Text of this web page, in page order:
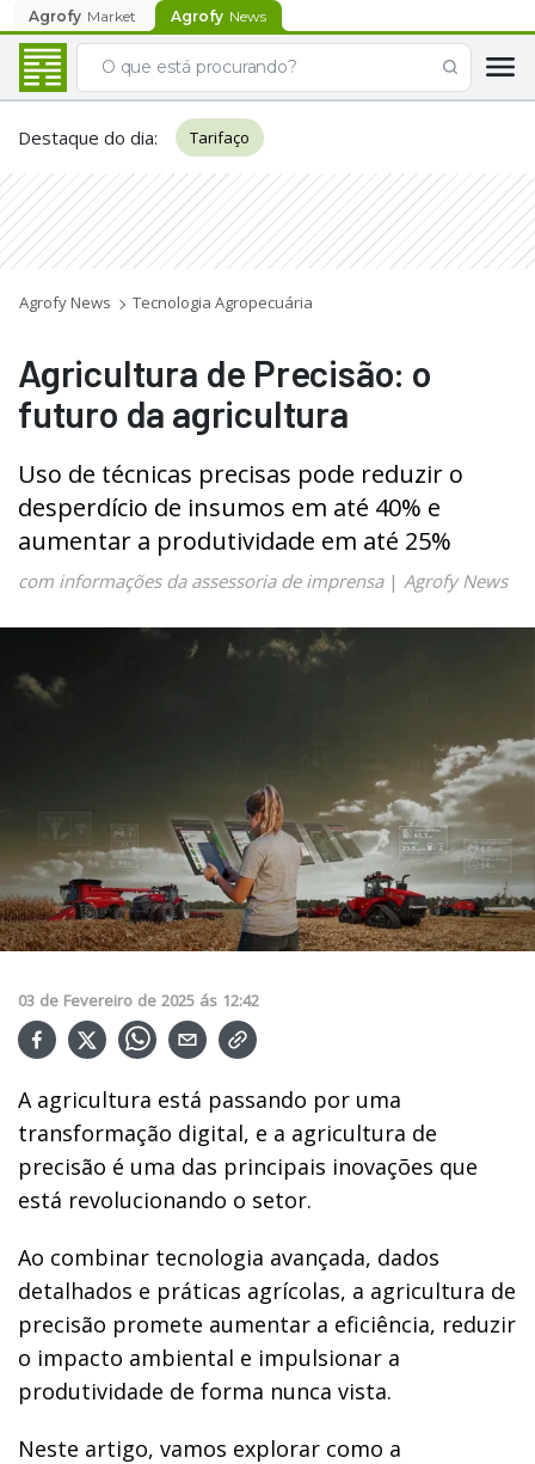
Agrofy Market Agrofy News
Destaque do dia: Tarifaço
Agrofy News Tecnologia Agropecuária
Agricultura de Precisão: o
futuro da agricultura
Uso de técnicas precisas pode reduzir o
desperdício de insumos em até 40% e
aumentar a produtividade em até 25%
com informações da assessoria de imprensa| Agrofy News
03 de Fevereiro de 2025 ás 12:42
A agricultura está passando por uma
transformação digital, e a agricultura de
precisão é uma das principais inovações que
está revolucionando o setor.
Ao combinar tecnologia avançada, dados
detalhados e práticas agrícolas, a agricultura de
precisão promete aumentar a eficiência, reduzir
o impacto ambiental e impulsionar a
produtividade de forma nunca vista.
Neste artigo, vamos explorar como a